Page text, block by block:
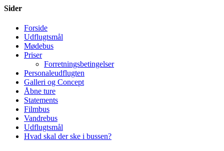
Sider
Forside
Udflugtsmål
Mødebus
Priser
Forretningsbetingelser
Personaleudflugten
Galleri og Concept
Åbne ture
Statements
Filmbus
Vandrebus
Udflugtsmål
Hvad skal der ske i bussen?